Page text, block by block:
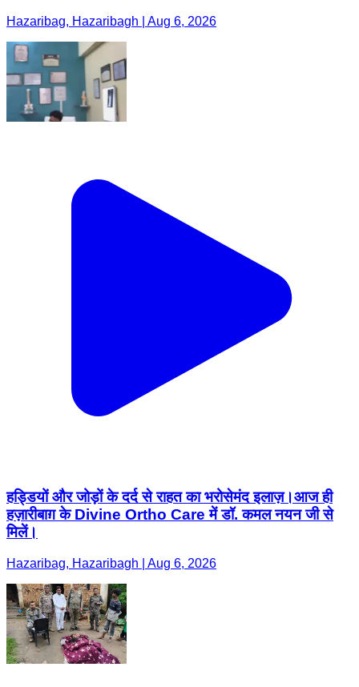
Hazaribag, Hazaribagh | Aug 6, 2026
हड्डियों और जोड़ों के दर्द से राहत का भरोसेमंद इलाज़।आज ही
हज़ारीबाग़ के Divine Ortho Care में डॉ. कमल नयन जी से
मिलें।
Hazaribag, Hazaribagh | Aug 6, 2026